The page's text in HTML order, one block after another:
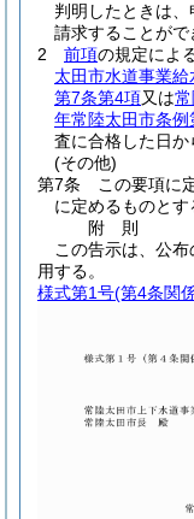
判明したときは
請求することがで
2
前項の規定によ
太田市水道事業給
第7条第4項又は
年常陸太田市条例
査に合格した日か
(その他)
第7条
この要項に
に定めるものとす
附 則
この告示は、公
用する。
様式第1号(第4条関